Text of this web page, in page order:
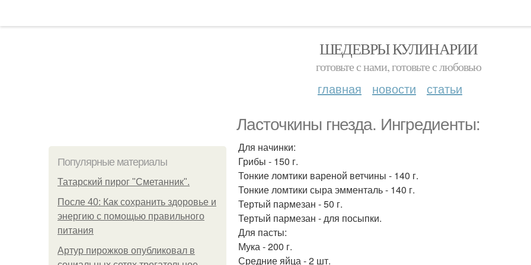
ШЕДЕВРЫ КУЛИНАРИИ
готовьте с нами, готовьте с любовью
главная новости статьи
Ласточкины гнезда. Ингредиенты:
Популярные материалы
Татарский пирог "Сметанник".
После 40: Как сохранить здоровье и
энергию с помощью правильного
питания
Артур пирожков опубликовал в
Для начинки:
Грибы - 150 г.
Тонкие ломтики вареной ветчины - 140 г.
Тонкие ломтики сыра эмменталь - 140 г.
Тертый пармезан - 50 г.
Тертый пармезан - для посыпки.
Для пасты:
Мука - 200 г.
Средние яйца - 2 шт.